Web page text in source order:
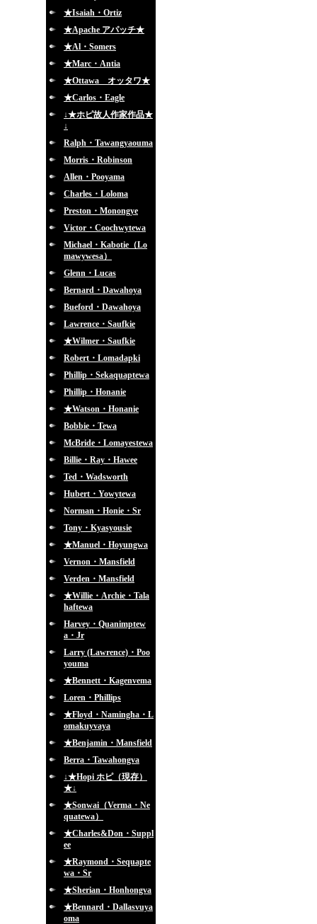
★Isaiah・Ortiz
★Apache アパッチ★
★Al・Somers
★Marc・Antia
★Ottawa オッタワ★
★Carlos・Eagle
↓★ホピ故人作家作品★
↓
Ralph・Tawangyaouma
Morris・Robinson
Allen・Pooyama
Charles・Loloma
Preston・Monongye
Victor・Coochwytewa
Michael・Kabotie（Lo
mawywesa）
Glenn・Lucas
Bernard・Dawahoya
Bueford・Dawahoya
Lawrence・Saufkie
★Wilmer・Saufkie
Robert・Lomadapki
Phillip・Sekaquaptewa
Phillip・Honanie
★Watson・Honanie
Bobbie・Tewa
McBride・Lomayestewa
Billie・Ray・Hawee
Ted・Wadsworth
Hubert・Yowytewa
Norman・Honie・Sr
Tony・Kyasyousie
★Manuel・Hoyungwa
Vernon・Mansfield
Verden・Mansfield
★Willie・Archie・Tala
haftewa
Harvey・Quanimptew
a・Jr
Larry (Lawrence)・Poo
youma
★Bennett・Kagenvema
Loren・Phillips
★Floyd・Namingha・L
omakuyvaya
★Benjamin・Mansfield
Berra・Tawahongva
↓★Hopi ホピ（現存）
★↓
★Sonwai（Verma・Ne
quatewa）
★Charles&Don・Suppl
ee
★Raymond・Sequapte
wa・Sr
★Sherian・Honhongva
★Bennard・Dallasvuya
oma